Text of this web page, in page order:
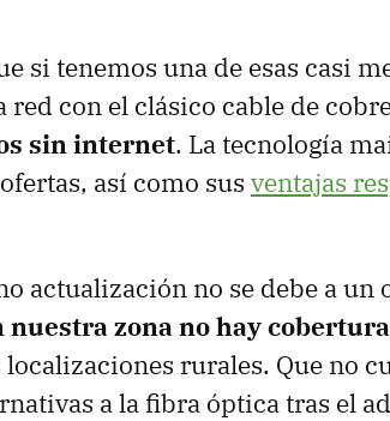
si tenemos una de esas casi
red con el clásico cable de
sin internet. La tecnología
así como sus ventajas
actualización no se debe a
nuestra zona no hay
localizaciones rurales. Que no
a la fibra óptica tras el